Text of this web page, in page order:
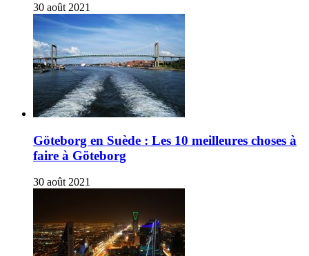
30 août 2021
Göteborg en Suède : Les 10 meilleures choses à
faire à Göteborg
30 août 2021